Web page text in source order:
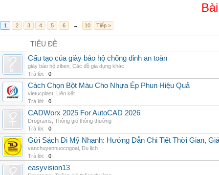
1 2 3 4 5 6 → 10 Tiếp >
TIÊU ĐỀ
Cấu tạo của giày bảo hộ chống đinh an toàn
giày bảo hộ ziben Các đồ gia dụng khác
Trả lời:
0
Cách Chọn Bột Màu Cho Nhựa Ép Phun Hiệu Quả
vietucplast Liên kết
Trả lời:
0
CADWorx 2025 For AutoCAD 2026
Drograms Thông gió thông thường
Trả lời:
0
Gửi Sách Đi Mỹ Nhanh: Hướng Dẫn Chi Tiết Thời Gian,
vanchuyennuocngoai Du lịch
Trả lời:
0
easyvision13